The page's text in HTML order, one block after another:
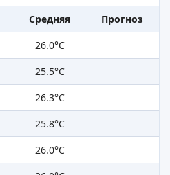
Средняя
Прогноз
26.0°C
25.5°C
26.3°C
25.8°C
26.0°C